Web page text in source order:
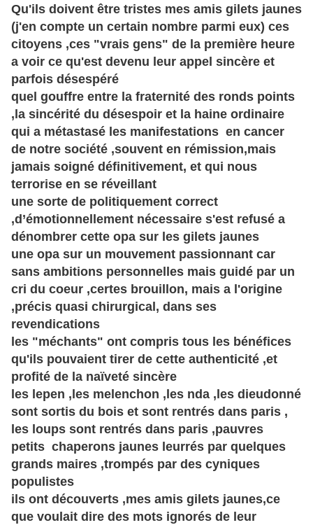
Qu'ils doivent être tristes mes amis gilets jaunes
(j'en compte un certain nombre parmi eux) ces
citoyens ,ces "vrais gens" de la première heure
a voir ce qu'est devenu leur appel sincère et
parfois désespéré
quel gouffre entre la fraternité des ronds points
,la sincérité du désespoir et la haine ordinaire
qui a métastasé les manifestations en cancer
de notre société ,souvent en rémission,mais
jamais soigné définitivement, et qui nous
terrorise en se réveillant
une sorte de politiquement correct
,d’émotionnellement nécessaire s'est refusé a
dénombrer cette opa sur les gilets jaunes
une opa sur un mouvement passionnant car
sans ambitions personnelles mais guidé par un
cri du coeur ,certes brouillon, mais a l'origine
,précis quasi chirurgical, dans ses
revendications
les "méchants" ont compris tous les bénéfices
qu'ils pouvaient tirer de cette authenticité ,et
profité de la naïveté sincère
les lepen ,les melenchon ,les nda ,les dieudonné
sont sortis du bois et sont rentrés dans paris ,
les loups sont rentrés dans paris ,pauvres
petits chaperons jaunes leurrés par quelques
grands maires ,trompés par des cyniques
populistes
ils ont découverts ,mes amis gilets jaunes,ce
que voulait dire des mots ignorés de leur